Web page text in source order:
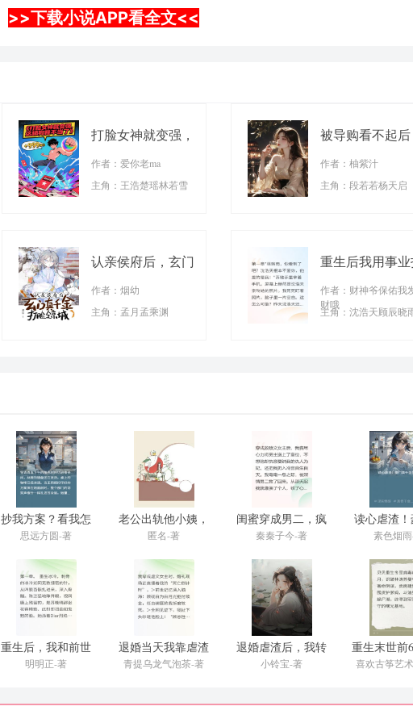
>>下载小说APP看全文<<
打脸女神就变强，
作者：爱你老ma
主角：王浩楚瑶林若雪
被导购看不起后
作者：柚紫汁
主角：段若若杨天启
认亲侯府后，玄门
作者：烟幼
主角：孟月孟乘渊
重生后我用事
作者：财神爷保佑我
财哦
主角：沈浩天顾辰晓
抄我方案？看我怎
么逆风翻盘打脸
思远方圆-著
老公出轨他小姨，
我当场打脸
匿名-著
闺蜜穿成男二，疯
狂氪金助我虐渣
秦秦子今-著
读心虐渣
千金杀
素色烟
重生后，我和前世
死敌联手虐渣
明明正-著
退婚当天我靠虐渣
爆红了
青提乌龙气泡茶-著
退婚虐渣后，我转
身继承千亿家产
小铃宝-著
重生末世前
建堡垒
喜欢古筝艺